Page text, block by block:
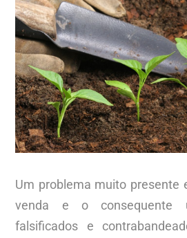
Um problema muito presente
venda e o consequente
falsificados e